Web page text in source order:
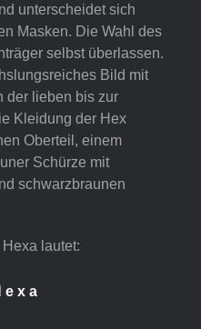
unterscheidet sich
Masken. Die Wahl des
selbst überlassen.
Bild mit
der lieben bis zur
Kleidung der Hex
Oberteil, einem
Schürze mit
schwarzbraunen
lautet: